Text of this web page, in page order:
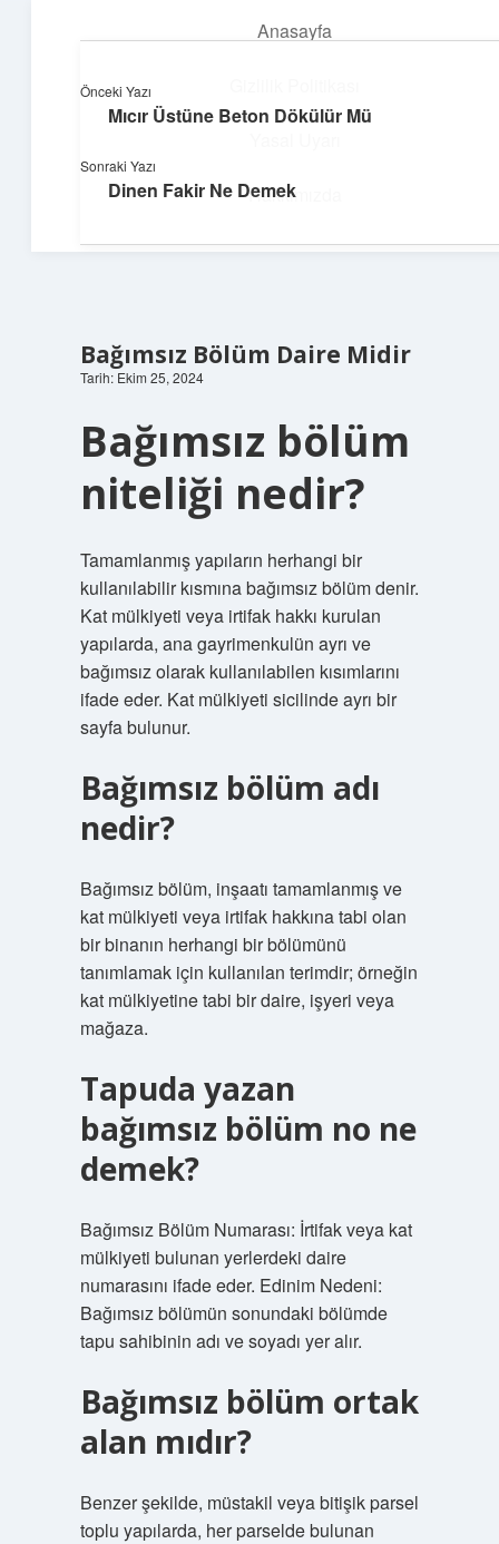
Anasayfa
Hakkımızda
Işıltılı önerilerle hayatını canlandır!
Bağımsız Bölüm Daire Midir
Tarih: Ekim 25, 2024
Bağımsız bölüm
niteliği nedir?
Tamamlanmış yapıların herhangi bir
kullanılabilir kısmına bağımsız bölüm denir.
Kat mülkiyeti veya irtifak hakkı kurulan
yapılarda, ana gayrimenkulün ayrı ve
bağımsız olarak kullanılabilen kısımlarını
ifade eder. Kat mülkiyeti sicilinde ayrı bir
sayfa bulunur.
Bağımsız bölüm adı
nedir?
Bağımsız bölüm, inşaatı tamamlanmış ve
kat mülkiyeti veya irtifak hakkına tabi olan
bir binanın herhangi bir bölümünü
tanımlamak için kullanılan terimdir; örneğin
kat mülkiyetine tabi bir daire, işyeri veya
mağaza.
Tapuda yazan
bağımsız bölüm no ne
demek?
Bağımsız Bölüm Numarası: İrtifak veya kat
mülkiyeti bulunan yerlerdeki daire
numarasını ifade eder. Edinim Nedeni:
Bağımsız bölümün sonundaki bölümde
tapu sahibinin adı ve soyadı yer alır.
Bağımsız bölüm ortak
alan mıdır?
Benzer şekilde, müstakil veya bitişik parsel
toplu yapılarda, her parselde bulunan
Önceki Yazı
Mıcır Üstüne Beton Dökülür Mü
Sonraki Yazı
Dinen Fakir Ne Demek